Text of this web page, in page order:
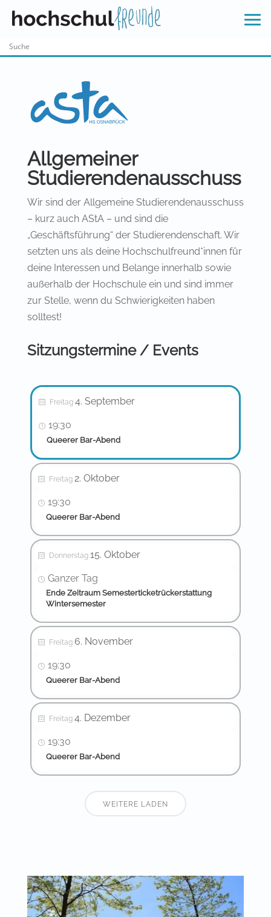
Allgemeiner
Studierendenausschuss
Wir sind der Allgemeine Studierendenausschuss
– kurz auch AStA – und sind die
„Geschäftsführung“ der Studierendenschaft. Wir
setzten uns als deine Hochschulfreund*innen für
deine Interessen und Belange innerhalb sowie
außerhalb der Hochschule ein und sind immer
zur Stelle, wenn du Schwierigkeiten haben
solltest!
Sitzungstermine / Events
Freitag 4. September
19:30
Queerer Bar-Abend
Freitag 2. Oktober
19:30
Queerer Bar-Abend
Donnerstag 15. Oktober
Ganzer Tag
Ende Zeitraum Semesterticketrückerstattung
Wintersemester
Freitag 6. November
19:30
Queerer Bar-Abend
Freitag 4. Dezember
19:30
Queerer Bar-Abend
WEITERE LADEN